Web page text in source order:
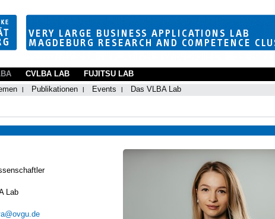
Publikationen Events Das VLBA Lab
CVLBA LAB FUJITSU LAB
Lab